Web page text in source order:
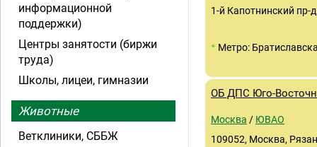
1-й Капотнинский пр-д
• Метро:
ОБ ДПС Юго-
Москва / ЮВАО
109052, Москва,
информационной
поддержки)
Центры занятости (биржи
труда)
Школы, лицеи, гимназии
Животные
Ветклиники, СББЖ